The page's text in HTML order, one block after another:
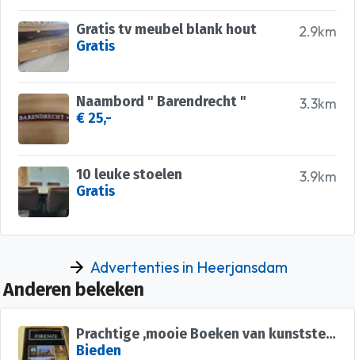
2.9km
Gratis tv meubel blank hout
Gratis
3.3km
Naambord " Barendrecht "
€ 25,-
3.9km
10 leuke stoelen
Gratis
Advertenties in Heerjansdam
Anderen bekeken
Prachtige ,mooie Boeken van kunststeden,unieke foto&amp;#x27;s TOP
Bieden